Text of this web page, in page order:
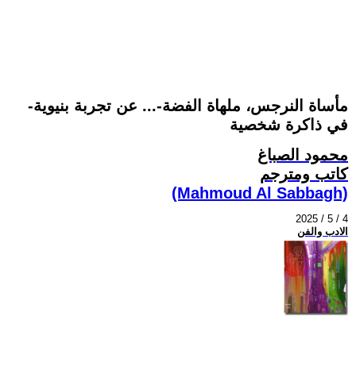
-مأساة النرجس، ملهاة الفضة-... عن تجربة بنيوية
في ذاكرة شخصية
محمود الصباغ
كاتب ومترجم
(Mahmoud Al Sabbagh)
2025 / 5 / 4
الادب والفن